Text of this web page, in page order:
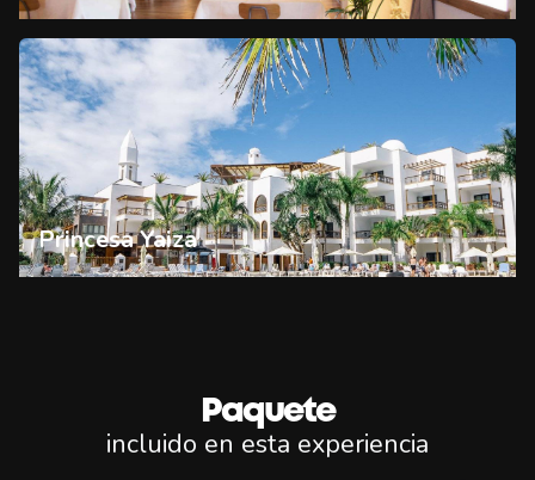
Princesa Yaiza
Paquete
incluido en esta experiencia